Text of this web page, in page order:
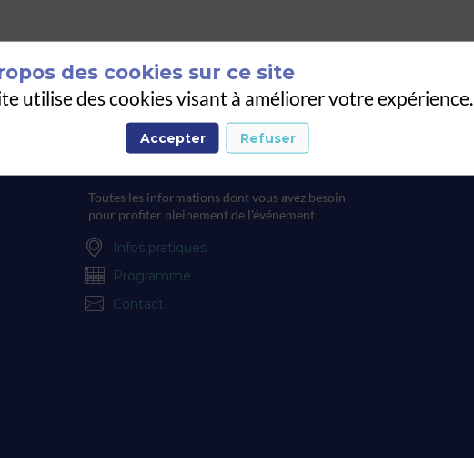
Toutes les informations dont vous avez besoin
pour profiter pleinement de l'événement
Infos pratiques
Programme
Contact
des cookies sur ce site
utilise des cookies visant à améliorer votre expérience.
Accepter Refuser